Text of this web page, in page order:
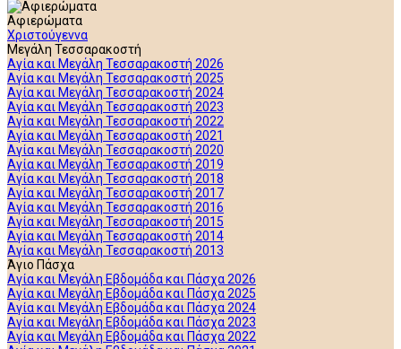
Αφιερώματα
Χριστούγεννα
Μεγάλη Τεσσαρακοστή
Αγία και Μεγάλη Τεσσαρακοστή 2026
Αγία και Μεγάλη Τεσσαρακοστή 2025
Αγία και Μεγάλη Τεσσαρακοστή 2024
Αγία και Μεγάλη Τεσσαρακοστή 2023
Αγία και Μεγάλη Τεσσαρακοστή 2022
Αγία και Μεγάλη Τεσσαρακοστή 2021
Αγία και Μεγάλη Τεσσαρακοστή 2020
Αγία και Μεγάλη Τεσσαρακοστή 2019
Αγία και Μεγάλη Τεσσαρακοστή 2018
Αγία και Μεγάλη Τεσσαρακοστή 2017
Αγία και Μεγάλη Τεσσαρακοστή 2016
Αγία και Μεγάλη Τεσσαρακοστή 2015
Αγία και Μεγάλη Τεσσαρακοστή 2014
Αγία και Μεγάλη Τεσσαρακοστή 2013
Άγιο Πάσχα
Αγία και Μεγάλη Εβδομάδα και Πάσχα 2026
Αγία και Μεγάλη Εβδομάδα και Πάσχα 2025
Αγία και Μεγάλη Εβδομάδα και Πάσχα 2024
Αγία και Μεγάλη Εβδομάδα και Πάσχα 2023
Αγία και Μεγάλη Εβδομάδα και Πάσχα 2022